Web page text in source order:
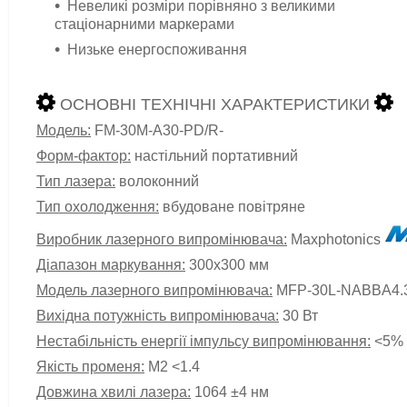
Невеликі розміри порівняно з великими
стаціонарними маркерами
Низьке енергоспоживання
ОСНОВНІ ТЕХНІЧНІ ХАРАКТЕРИСТИКИ
Модель: FM-30M-A30-PD/R-
Форм-фактор: настільний портативний
Тип лазера: волоконний
Тип охолодження: вбудоване повітряне
Виробник лазерного випромінювача: Maxphotonics
Діапазон маркування: 300х300 мм
Модель лазерного випромінювача: MFP-30L-
Вихідна потужність випромінювача: 30 Вт
Нестабільність енергії імпульсу випромінювання: <5%
Якість променя: М2 <1.4
Довжина хвилі лазера: 1064 ±4 нм